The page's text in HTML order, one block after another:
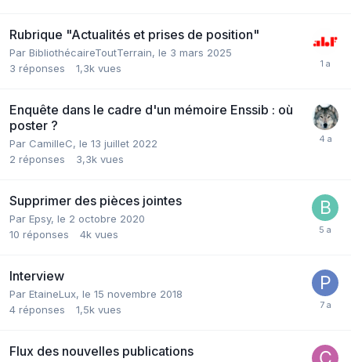
Rubrique "Actualités et prises de position"
Par BibliothécaireToutTerrain, le 3 mars 2025
3 réponses 1,3k vues
Enquête dans le cadre d'un mémoire Enssib : où
poster ?
Par CamilleC, le 13 juillet 2022
2 réponses 3,3k vues
Supprimer des pièces jointes
Par Epsy, le 2 octobre 2020
10 réponses 4k vues
Interview
Par EtaineLux, le 15 novembre 2018
4 réponses 1,5k vues
Flux des nouvelles publications